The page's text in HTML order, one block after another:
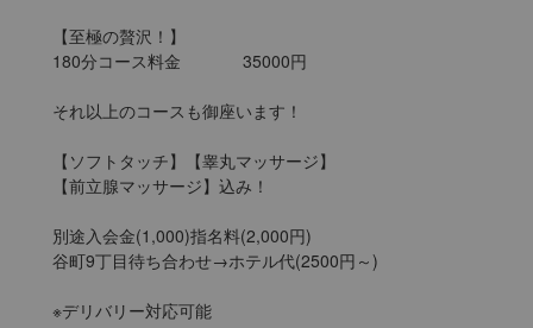
【至極の贅沢！】
180分コース料金		35000円
それ以上のコースも御座います！
【ソフトタッチ】【睾丸マッサージ】
【前立腺マッサージ】込み！
別途入会金(1,000)指名料(2,000円)
谷町9丁目待ち合わせ→ホテル代(2500円～)
※デリバリー対応可能